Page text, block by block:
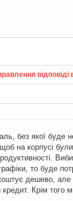
відповіді
без якої буде
на корпусі
то буде
дешево, але
Крім того